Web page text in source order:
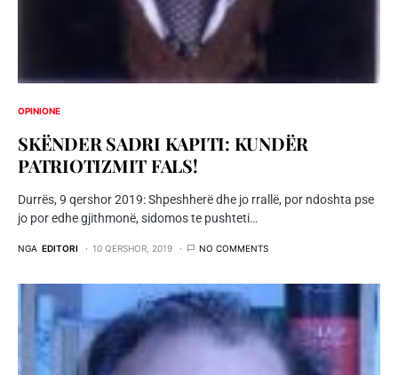
OPINIONE
SKËNDER SADRI KAPITI: KUNDËR
PATRIOTIZMIT FALS!
Durrës, 9 qershor 2019: Shpeshherë dhe jo rrallë, por ndoshta pse
jo por edhe gjithmonë, sidomos te pushteti…
NGA EDITORI 10 QERSHOR, 2019 NO COMMENTS